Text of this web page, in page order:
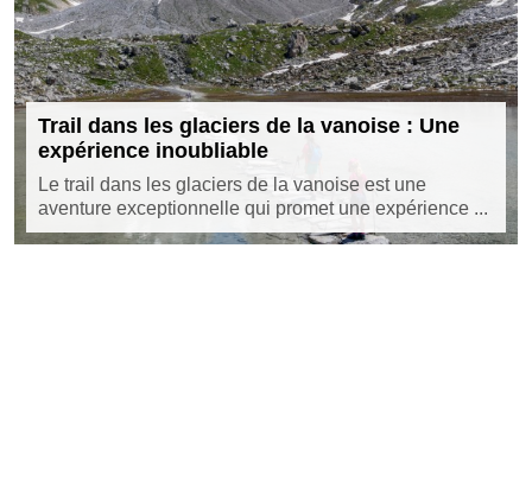
Trail dans les glaciers de la vanoise : Une
expérience inoubliable
Le trail dans les glaciers de la vanoise est une
aventure exceptionnelle qui promet une expérience ...